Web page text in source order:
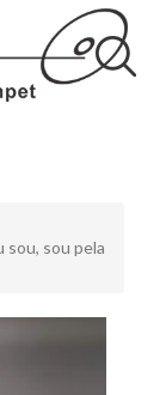
sou, sou pela